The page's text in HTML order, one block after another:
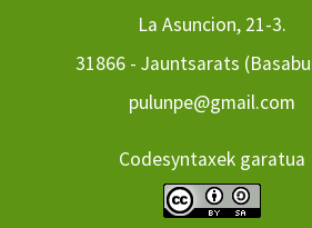
La Asuncion, 21-3.
31866 - Jauntsarats
pulunpe@gmail.com
Codesyntaxek garatua